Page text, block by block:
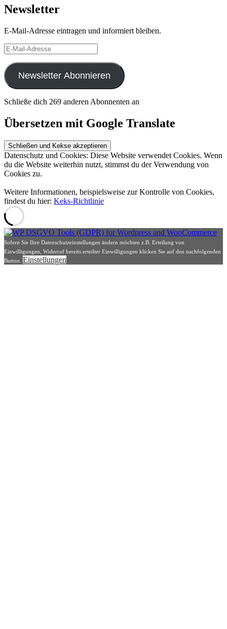
Newsletter
E-Mail-Adresse eintragen und informiert bleiben.
E-
Mail-
Adresse
Newsletter Abonnieren
Schließe dich 269 anderen Abonnenten an
Übersetzen mit Google Translate
Datenschutz und Cookies: Diese Website verwendet Cookies. Wenn
du die Website weiterhin nutzt, stimmst du der Verwendung von
Cookies zu.
Weitere Informationen, beispielsweise zur Kontrolle von Cookies,
findest du hier: Keks-Richtlinie
Sofern Sie Ihre Datenschutzeinstellungen ändern möchten z.B. Erteilung von
Einwilligungen, Widerruf bereits erteilter Einwilligungen klicken Sie auf den nachfolgenden
Button. Einstellungen